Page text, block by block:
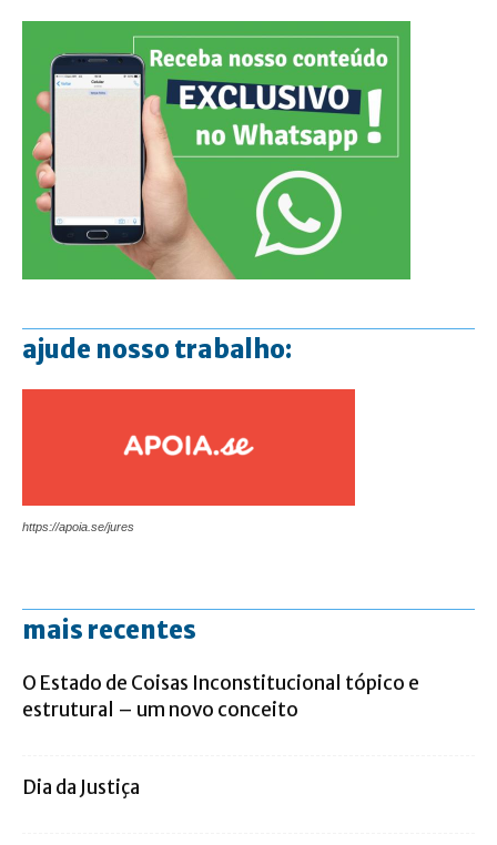
ajude nosso trabalho:
https://apoia.se/jures
mais recentes
O Estado de Coisas Inconstitucional tópico e
estrutural – um novo conceito
Dia da Justiça